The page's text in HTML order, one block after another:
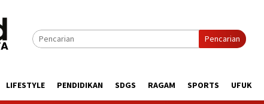
Pencarian
LIFESTYLE PENDIDIKAN SDGS RAGAM SPORTS UFUK